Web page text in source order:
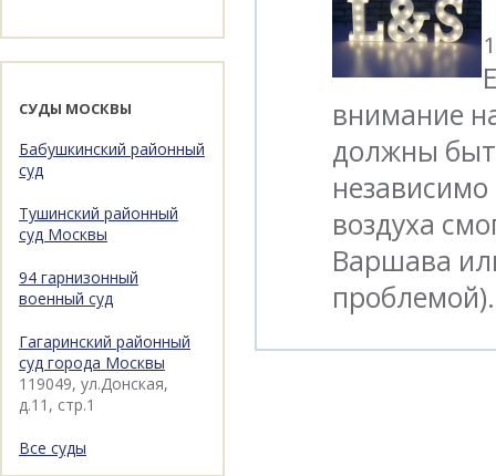
внимание
должны
воздуха
Варшава
СУДЫ МОСКВЫ
Бабушкинский районный
суд
Тушинский районный
суд Москвы
94 гарнизонный
военный суд
Гагаринский районный
суд города Москвы
119049, ул.Донская,
д.11, стр.1
Все суды